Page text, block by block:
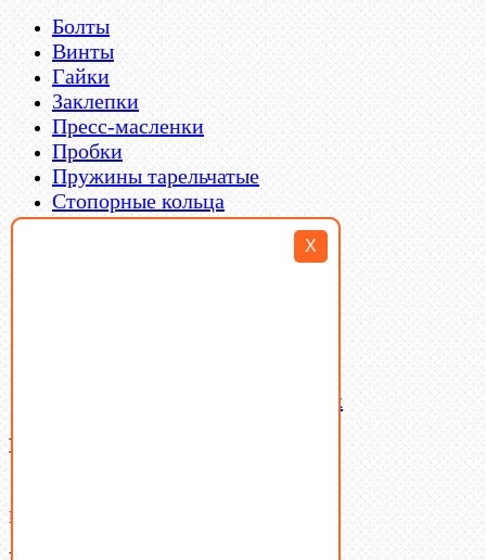
X
Болты
Винты
Гайки
Заклепки
Пресс-масленки
Пробки
Пружины тарельчатые
Стопорные кольца
Такелаж
Латунный и бронзовый крепеж
Ваша корзина
В корзине нет товаров.